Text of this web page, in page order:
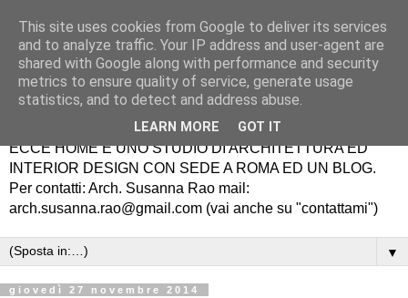
ECCE HOME É UNO STUDIO DI ARCHITETTURA ED
INTERIOR DESIGN CON SEDE A ROMA ED UN BLOG.
Per contatti: Arch. Susanna Rao mail:
arch.susanna.rao@gmail.com (vai anche su "contattami")
▼
giovedì 27 novembre 2014
This site uses cookies from Google to deliver its services
and to analyze traffic. Your IP address and user-agent are
shared with Google along with performance and security
metrics to ensure quality of service, generate usage
statistics, and to detect and address abuse.
LEARN MORE GOT IT